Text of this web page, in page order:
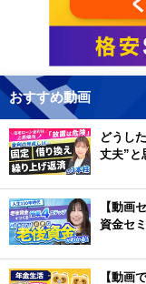
おすすめ動画
どうし
丈夫”と
【動画
資金セ
【動画